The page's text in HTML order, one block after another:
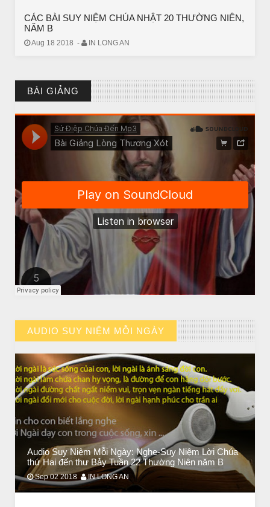
CÁC BÀI SUY NIỆM CHÚA NHẬT 20 THƯỜNG NIÊN,
NĂM B
Aug 18 2018 - IN LONG AN
BÀI GIẢNG
AUDIO SUY NIỆM MỖI NGÀY
// VIEW MORE BY AUDIO SUY NIỆM MỖI NGÀY
Audio Suy Niệm Mỗi Ngày: Nghe-Suy Niệm Lời Chúa
thứ Hai đến thư Bảy Tuần 22 Thường Niên năm B
Sep 02 2018 IN LONG AN
CHUYỆN Ý NGHĨA
Chuyen Y Nghia: Thien Chua Luon Tha Thu
BÀI NỔI BẬT
HẠT GIỐNG TÂM HỒN